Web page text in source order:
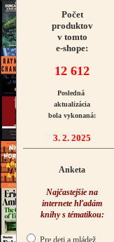
Počet
produktov
v tomto
e-shope:
12 612
Posledná
aktualizácia
bola vykonaná:
3. 2. 2025
Anketa
Najčastejšie na
internete hľadám
knihy s tématikou:
Pre deti a mládež